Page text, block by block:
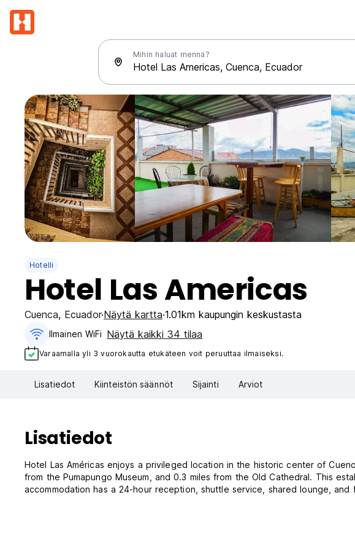
Mihin haluat mennä?
Hotelli
Hotel Las Americas
Cuenca, Ecuador Näytä kartta 1.01km kaupungin keskustasta
Ilmainen WiFi Näytä kaikki 34 tilaa
Varaamalla yli 3 vuorokautta etukäteen voit peruuttaa ilmaiseksi.
Lisatiedot Kiinteistön säännöt Sijainti Arviot
Lisatiedot
Hotel Las Américas enjoys a privileged location in the historic center of
from the Pumapungo Museum, and 0.3 miles from the Old Cathedral. This
accommodation has a 24-hour reception, shuttle service, shared lounge, and